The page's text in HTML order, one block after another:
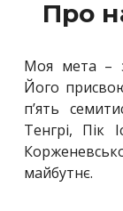
Про
Моя мета –
Його
п’ять
Тенгрі, Пік
майбутнє.